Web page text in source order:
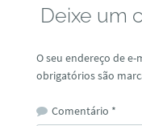
Deixe um
O seu endereço de
obrigatórios são
Comentário *